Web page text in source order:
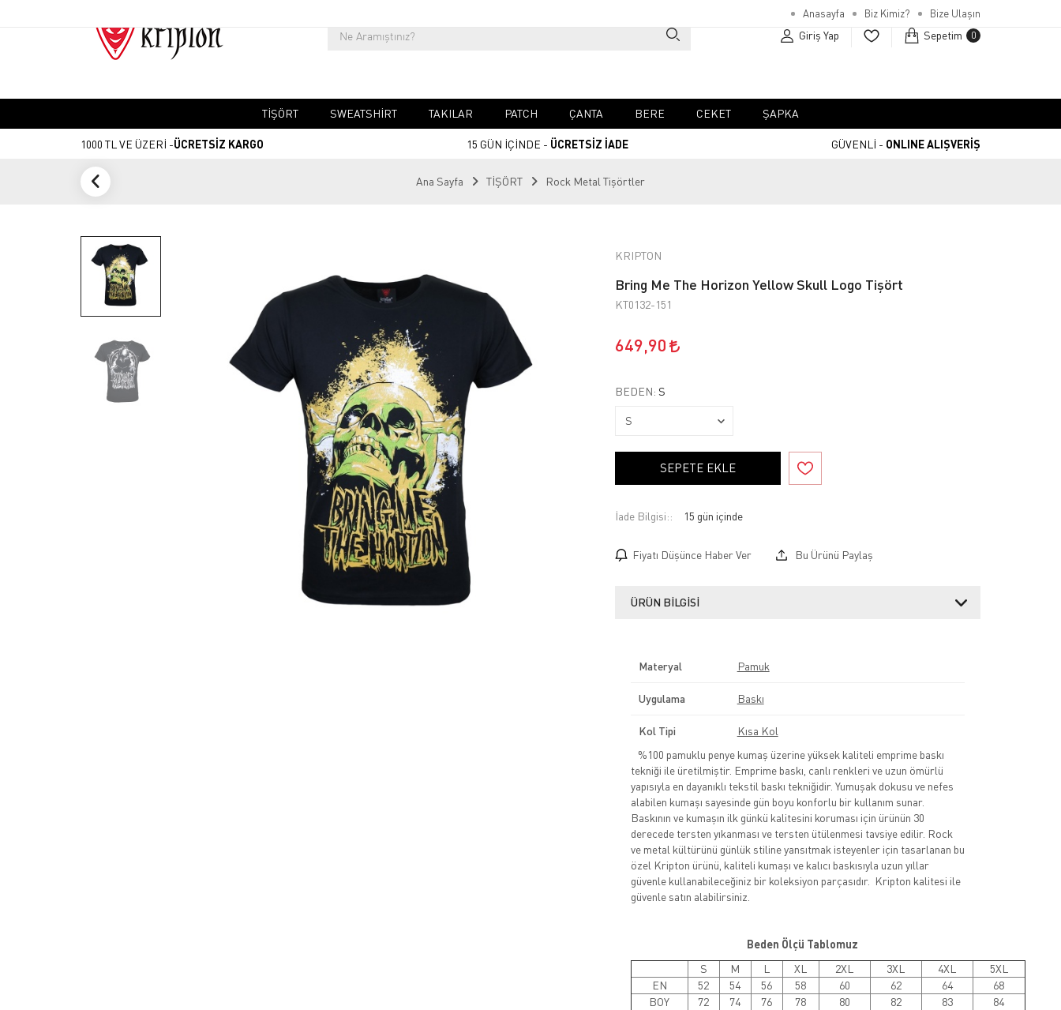
Anasayfa Biz Kimiz? Bize Ulaşın
Giriş Yap Sepetim 0
TIŞÖRT SWEATSHIRT TAKILAR PATCH ÇANTA BERE CEKET ŞAPKA
1000 TL VE ÜZERİ -ÜCRETSİZ KARGO 15 GÜN İÇİNDE - ÜCRETSİZ İADE GÜVENLİ - ONLINE ALIŞVERİŞ
Ana Sayfa TİŞÖRT Rock Metal Tişörtler
KRIPTON
Bring Me The Horizon Yellow Skull Logo Tişört
KT0132-151
649,90
BEDEN: S
SEPETE EKLE
İade Bilgisi:
Fiyatı Düşünce Haber Ver Bu Ürünü Paylaş
ÜRÜN BILGISI
Materyal Pamuk
Uygulama Baskı
Kol Tipi
Kısa Kol
%100 pamuklu penye kumaş üzerine yüksek kaliteli emprime baskı
tekniği ile üretilmiştir. Emprime baskı, canlı renkleri ve uzun ömürlü
yapısıyla en dayanıklı tekstil baskı tekniğidir. Yumuşak dokusu ve nefes
alabilen kumaşı sayesinde gün boyu konforlu bir kullanım sunar.
Baskının ve kumaşın ilk günkü kalitesini koruması için ürünün 30
derecede tersten yıkanması ve tersten ütülenmesi tavsiye edilir. Rock
ve metal kültürünü günlük stiline yansıtmak isteyenler için tasarlanan bu
özel Kripton ürünü, kaliteli kumaşı ve kalıcı baskısıyla uzun yıllar
güvenle kullanabileceğiniz bir koleksiyon parçasıdır. Kripton kalitesi ile
güvenle satın alabilirsiniz.
Beden Ölçü Tablomuz
S
M L XL 2XL 3XL 4XL
5XL
EN
52 54 56 58 60 62 64
68
BOY
72 74 76 78 80 82 83 84